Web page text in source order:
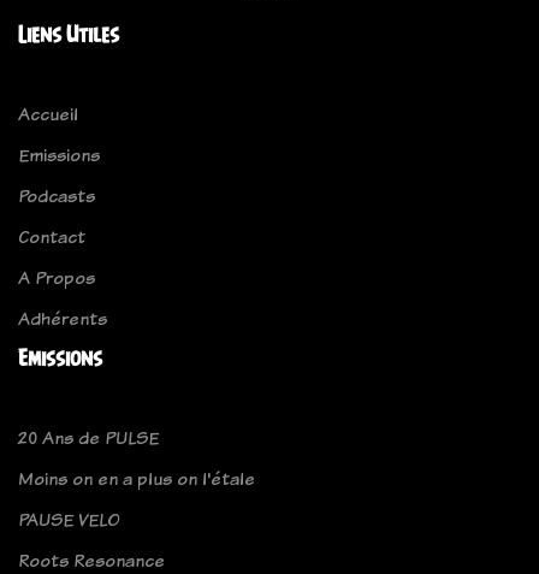
Liens Utiles
Accueil
Emissions
Podcasts
Contact
A Propos
Adhérents
Emissions
20 Ans de PULSE
Moins on en a plus on l'étale
PAUSE VELO
Roots Resonance